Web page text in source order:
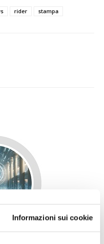
Informazioni sui cookie
rider stampa